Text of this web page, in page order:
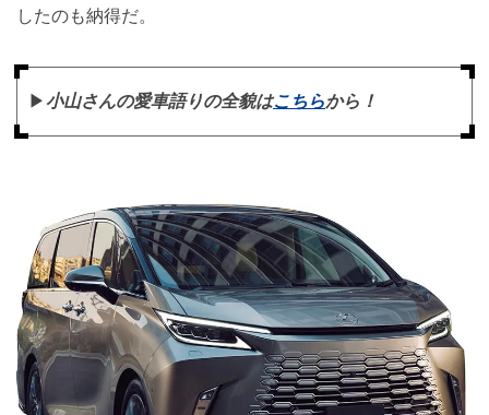
したのも納得だ。
▶︎ 小山さんの愛車語りの全貌はこちらから！